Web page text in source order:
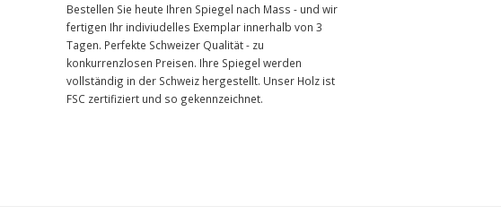
Bestellen Sie heute Ihren Spiegel nach Mass - und wir
fertigen Ihr indiviudelles Exemplar innerhalb von 3
Tagen. Perfekte Schweizer Qualität - zu
konkurrenzlosen Preisen. Ihre Spiegel werden
vollständig in der Schweiz hergestellt. Unser Holz ist
FSC zertifiziert und so gekennzeichnet.